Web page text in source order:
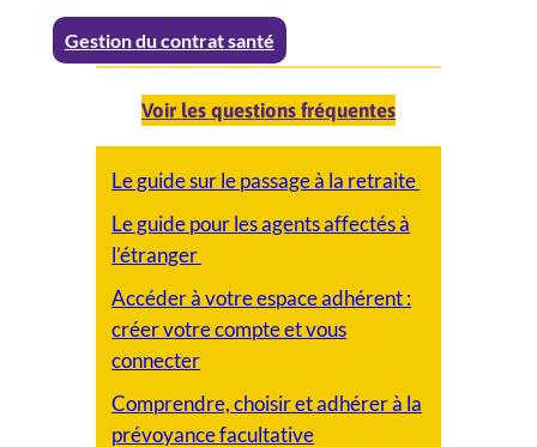
Gestion du contrat santé
Voir les questions fréquentes
Le guide sur le passage à la retraite
Le guide pour les agents affectés à
l’étranger
Accéder à votre espace adhérent :
créer votre compte et vous
connecter
Comprendre, choisir et adhérer à la
prévoyance facultative